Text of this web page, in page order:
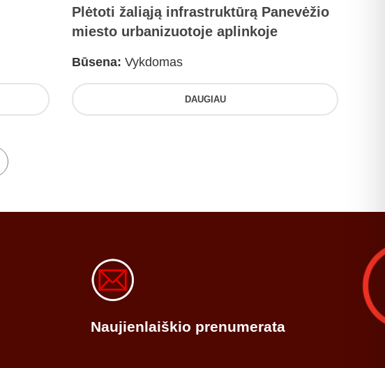
Plėtoti žaliąją infrastruktūrą Panevėžio
miesto urbanizuotoje aplinkoje
Būsena: Vykdomas
DAUGIAU
Naujienlaiškio prenumerata